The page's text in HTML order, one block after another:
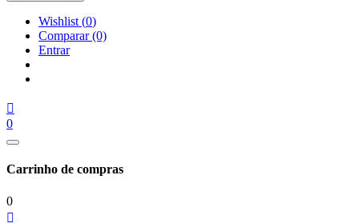
Wishlist (0)
Comparar(0)
Entrar

0
Carrinho de compras
0
